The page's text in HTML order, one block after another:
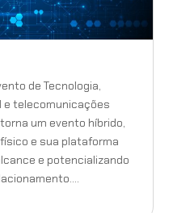
de Tecnologia,
telecomunicações
um evento híbrido,
e sua plataforma
e potencializando